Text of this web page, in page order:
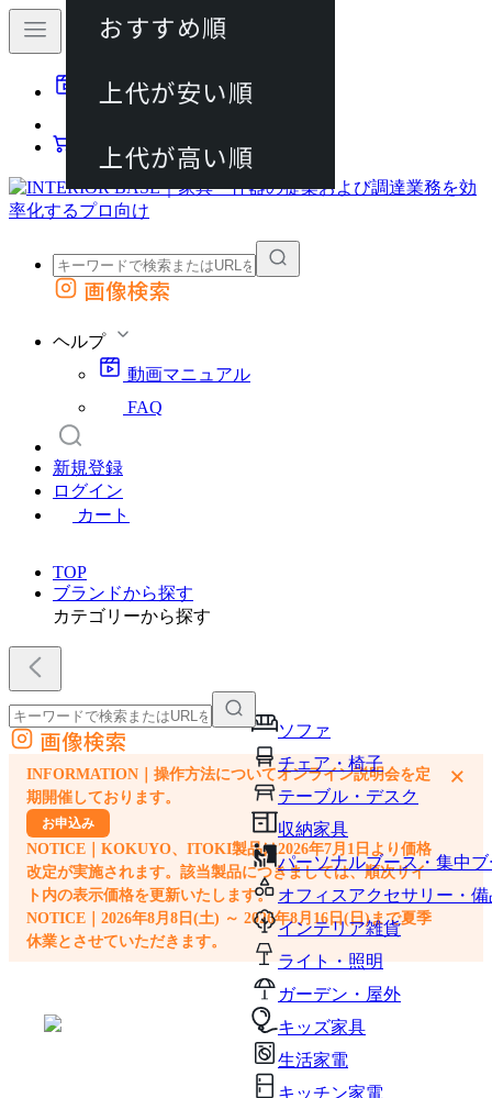
動画マニュアル
カート
外部サイトの商品をカートに追加
画像検索
ヘルプ
動画マニュアル
FAQ
新規登録
ログイン
カート
TOP
ブランドから探す
カテゴリーから探す
ソファ
チェア・椅子
テーブル・デスク
収納家具
パーソナルブース・集中
オフィスアクセサリー・備
インテリア雑貨
ライト・照明
ガーデン・屋外
キッズ家具
生活家電
キッチン家電
外部サイトの商品をカートに追加
他のサイトで見つけた商品ページのURLを貼り付けて、カートに追加できます
画像検索
INFORMATION｜操作方法についてオンライン説明会を定
期開催しております。
お申込み
NOTICE｜KOKUYO、ITOKI製品は2026年7月1日より価格
改定が実施されます。該当製品につきましては、順次サイ
ト内の表示価格を更新いたします。
NOTICE｜2026年8月8日(土) ～ 2026年8月16日(日)まで夏季
休業とさせていただきます。
×
おすすめ順
上代が安い順
上代が高い順